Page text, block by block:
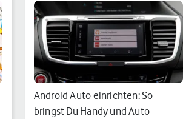
Android Auto einrichten: So
bringst Du Handy und Auto